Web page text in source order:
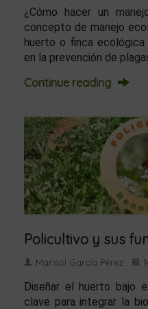
¿Cómo hacer un
concepto de manejo
huerto o finca
en la prevención de
Continue reading
Policultivo y sus
Marisol García Pérez
Diseñar el huerto bajo
clave para integrar la